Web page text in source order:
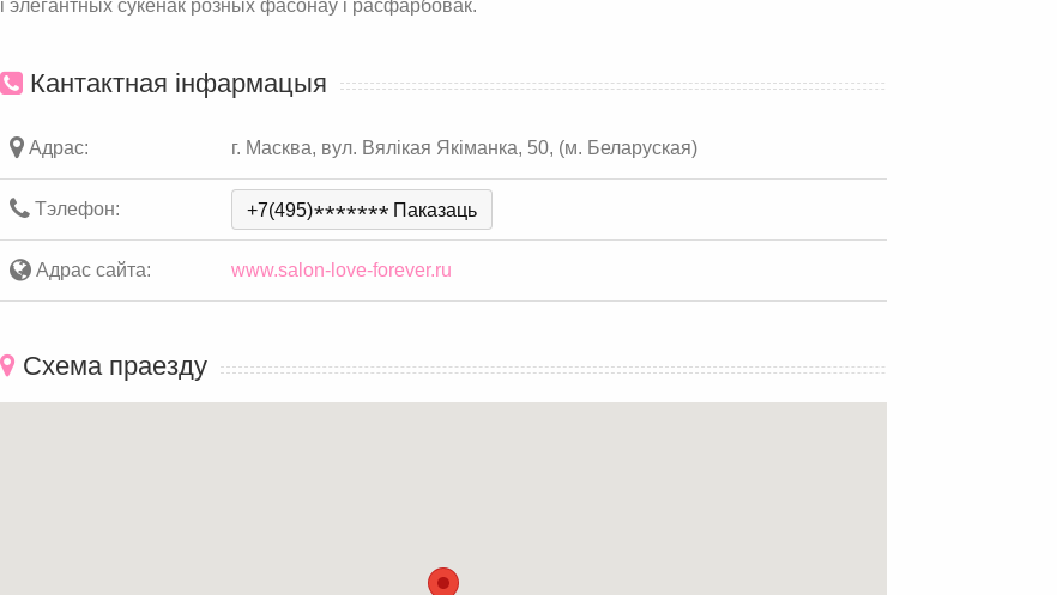
і элегантных сукенак розных фасонаў і расфарбовак.
Кантактная інфармацыя
Адрас: г. Масква, вул. Вялікая Якіманка, 50, (м. Беларуская)
Тэлефон: +7(495)******* Паказаць
Адрас сайта: www.salon-love-forever.ru
Схема праезду